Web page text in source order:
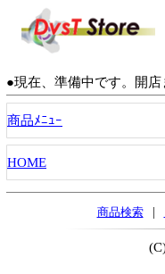
●現在、準備中です。開店
商品ﾒﾆｭｰ
HOME
商品検索 |